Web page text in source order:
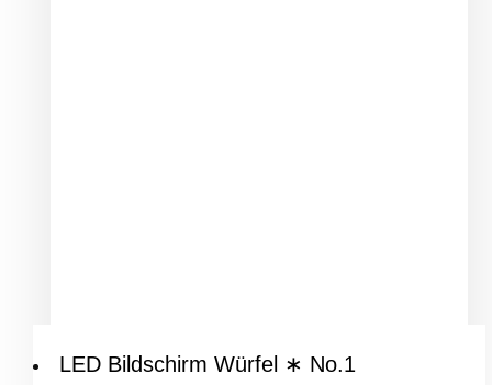
LED Bildschirm Würfel ∗ No.1